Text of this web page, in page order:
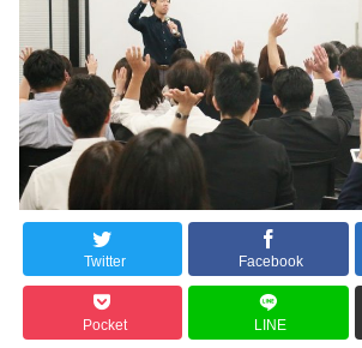
Twitter Facebook
Pocket LINE